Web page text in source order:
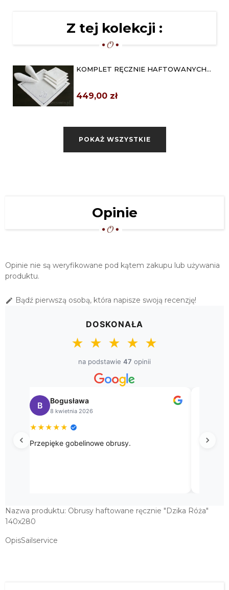
Z tej kolekcji :
KOMPLET RĘCZNIE HAFTOWANYCH
449,00 zł
949,00 zł
POKAŻ WSZYSTKIE
Opinie
Opinie nie są weryfikowane pod kątem zakupu lub używania
produktu.
 Bądź pierwszą osobą, która napisze swoją recenzję!
DOSKONAŁA
★ ★ ★ ★ ★
na podstawie 47 opinii
B Bogusława
8 kwietnia 2026
★★★★★
Przepięke gobelinowe obrusy.
Nazwa produktu: Obrusy haftowane ręcznie "Dzika Róża"
140x280
OpisSailservice